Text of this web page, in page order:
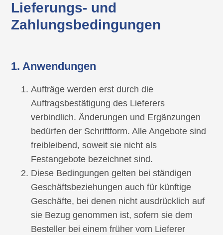
Lieferungs- und
Zahlungsbedingungen
1. Anwendungen
Aufträge werden erst durch die
Auftragsbestätigung des Lieferers
verbindlich. Änderungen und Ergänzungen
bedürfen der Schriftform. Alle Angebote sind
freibleibend, soweit sie nicht als
Festangebote bezeichnet sind.
Diese Bedingungen gelten bei ständigen
Geschäftsbeziehungen auch für künftige
Geschäfte, bei denen nicht ausdrücklich auf
sie Bezug genommen ist, sofern sie dem
Besteller bei einem früher vom Lieferer